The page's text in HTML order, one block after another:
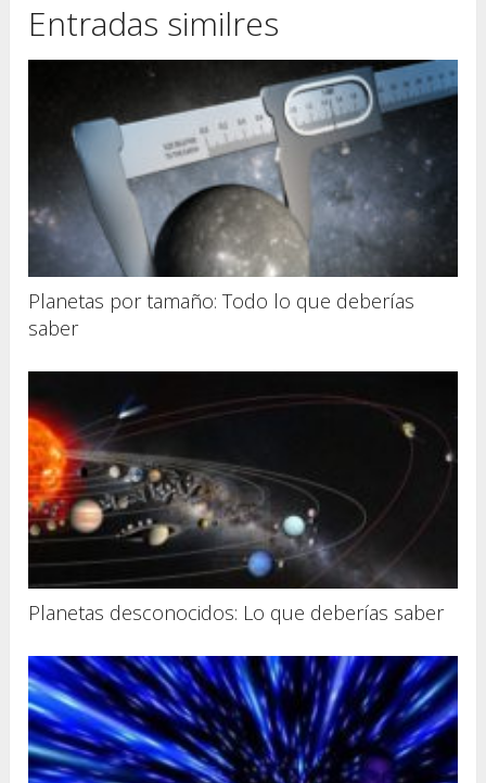
Entradas similres
Planetas por tamaño: Todo lo que deberías
saber
Planetas desconocidos: Lo que deberías saber